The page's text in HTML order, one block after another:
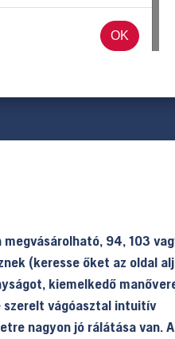
94, 103
(keresse őket az oldal
kiemelkedő
szerelt vágóasztal intuitív
nagyon jó rálátása van.